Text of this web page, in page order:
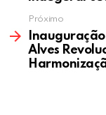
Próximo
Alves